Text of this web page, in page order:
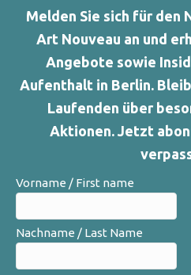
Melden Sie sich für den
Art Nouveau an und
Angebote sowie
Aufenthalt in Berlin.
Laufenden über
Aktionen. Jetzt
Vorname / First name
Nachname / Last Name